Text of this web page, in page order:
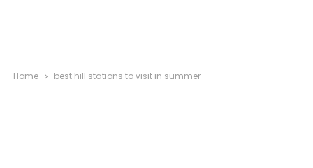
Home best hill stations to visit in summer